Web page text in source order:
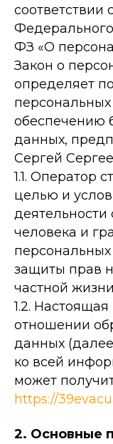
соответствии
Федерального
ФЗ «О
Закон о
определяет
обеспечению
данных,
Сергей
1.1. Оператор
целью и
человека и
защиты прав
частной
1.2.
отношении
данных
ко всей
может
https://
2. Основные